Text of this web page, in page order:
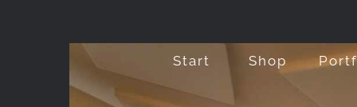
Start Shop